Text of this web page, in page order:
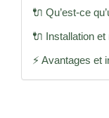
🔌 Qu’est-ce
🔌 Installation
⚡ Avantages